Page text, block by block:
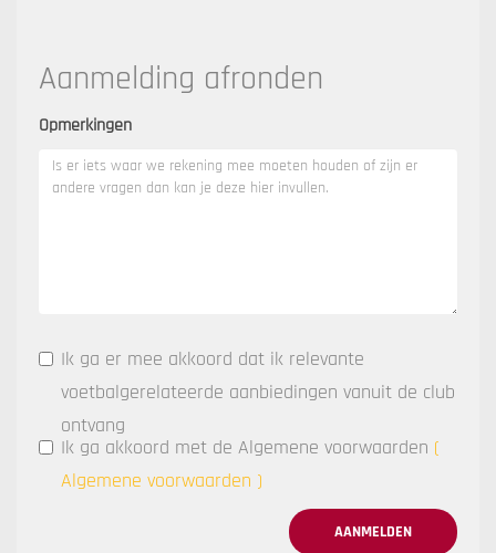
Aanmelding afronden
Opmerkingen
Ik ga er mee akkoord dat ik relevante
voetbalgerelateerde aanbiedingen vanuit de club
ontvang
Ik ga akkoord met de Algemene voorwaarden (
Algemene voorwaarden )
AANMELDEN